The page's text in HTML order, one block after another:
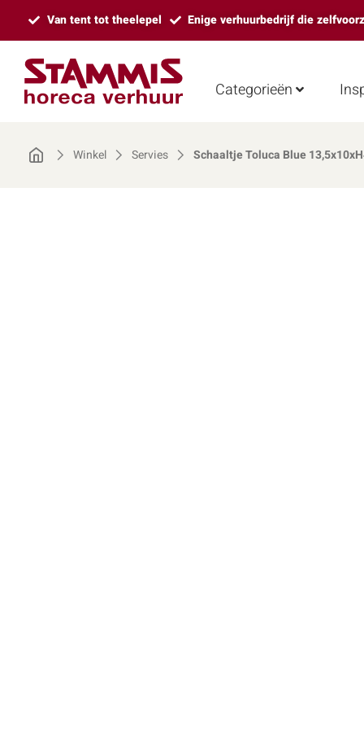
Van tent tot theelepel Enige verhuurbedrijf die
Categorieën
Winkel Servies Schaaltje Toluca Blue